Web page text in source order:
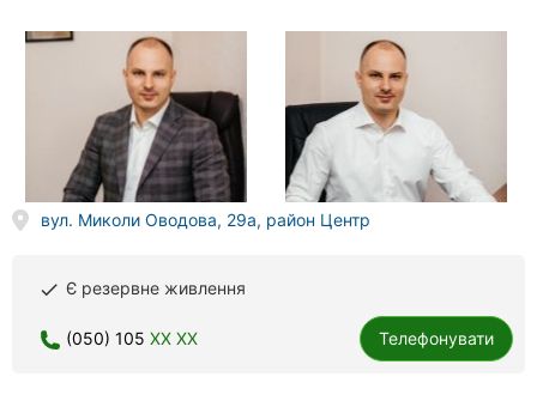
міста:
Житомир
Тернопіль
Хмельницький
Рівне
Одеса
вул. Миколи Оводова, 29а, район Центр
done Є резервне живлення
(050) 105 XX XX Телефонувати